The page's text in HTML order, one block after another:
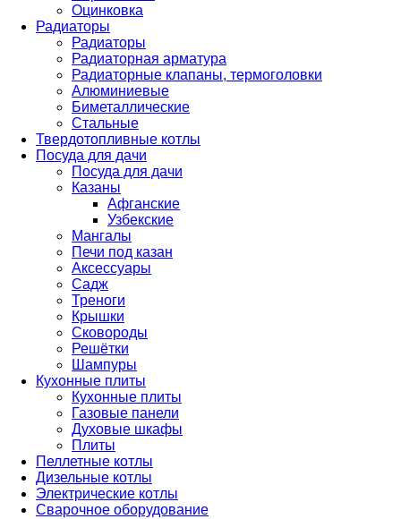
Оцинковка
Радиаторы
Радиаторы
Радиаторная арматура
Радиаторные клапаны, термоголовки
Алюминиевые
Биметаллические
Стальные
Твердотопливные котлы
Посуда для дачи
Посуда для дачи
Казаны
Афганские
Узбекские
Мангалы
Печи под казан
Аксессуары
Садж
Треноги
Крышки
Сковороды
Решётки
Шампуры
Кухонные плиты
Кухонные плиты
Газовые панели
Духовые шкафы
Плиты
Пеллетные котлы
Дизельные котлы
Электрические котлы
Сварочное оборудование